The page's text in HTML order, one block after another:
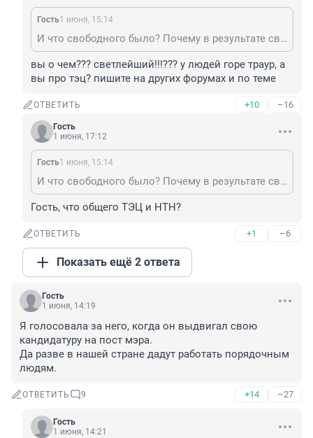
Гость1 июня, 15:14
И что свободного было? Почему в результате свобод ни одной новой ТЭЦ не было построено в Новосибирске? Какие конкурентоспособные производства накопителей, видеокарт, автомобилей или станкостроения были основаны в эти свободные времена? Бандитизм это свобода же?
вы о чем??? светлейший!!!??? у людей горе траур, а
вы про тэц? пишите на других форумах и по теме
ОТВЕТИТЬ +10 –16
Гость
1 июня, 17:12
Гость1 июня, 15:14
И что свободного было? Почему в результате свобод ни одной новой ТЭЦ не было построено в Новосибирске? Какие конкурентоспособные производства накопителей, видеокарт, автомобилей или станкостроения были основаны в эти свободные времена? Бандитизм это свобода же?
Гость, что общего ТЭЦ и НТН?
ОТВЕТИТЬ +1 –6
Показать ещё 2 ответа
Гость
1 июня, 14:19
Я голосовала за него, когда он выдвигал свою
кандидатуру на пост мэра.
Да разве в нашей стране дадут работать порядочным
людям.
ОТВЕТИТЬ 9 +14 –27
Гость
1 июня, 14:21